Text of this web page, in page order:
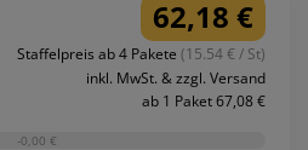
62,18 €
Staffelpreis ab 4 Pakete (15.54 € / St)
inkl. MwSt. & zzgl. Versand
ab 1 Paket 67,08 €
-0,00 €